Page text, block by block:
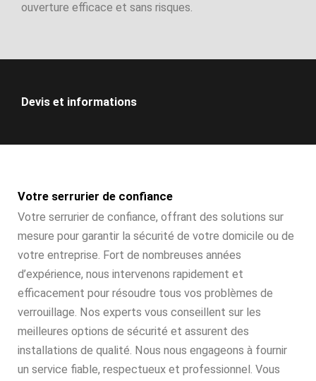
ouverture efficace et sans risques.
Devis et informations
Votre serrurier de confiance
Votre serrurier de confiance, offrant des solutions sur
mesure pour garantir la sécurité de votre domicile ou de
votre entreprise. Fort de nombreuses années
d’expérience, nous intervenons rapidement et
efficacement pour résoudre tous vos problèmes de
verrouillage. Nos experts vous conseillent sur les
meilleures options de sécurité et assurent des
installations de qualité. Nous nous engageons à fournir
un service fiable, respectueux et professionnel. Vous